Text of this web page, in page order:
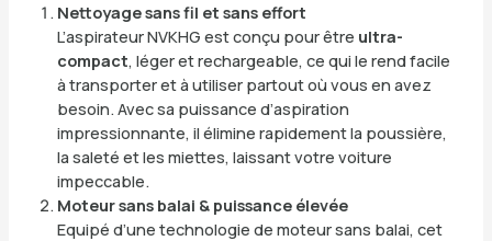
Nettoyage sans fil et sans effort
L’aspirateur NVKHG est conçu pour être ultra-
compact, léger et rechargeable, ce qui le rend facile
à transporter et à utiliser partout où vous en avez
besoin. Avec sa puissance d’aspiration
impressionnante, il élimine rapidement la poussière,
la saleté et les miettes, laissant votre voiture
impeccable.
Moteur sans balai & puissance élevée
Equipé d’une technologie de moteur sans balai, cet